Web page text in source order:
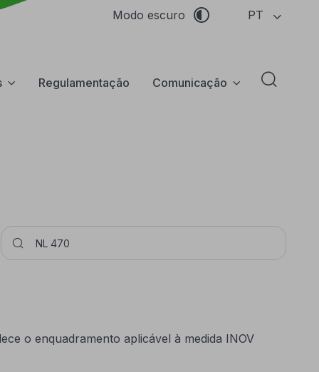
Modo escuro PT
Regulamentação Comunicação Abrir
o enquadramento aplicável à medida INOV